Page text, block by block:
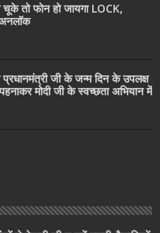
तो फोन हो जायगा LOCK,
अनलॉक
जी के जन्म दिन के उपलक्ष
मोदी जी के स्वच्छता अभियान में